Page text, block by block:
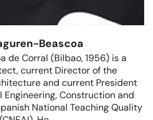
Beascoa
de Corral (Bilbao, 1956) is a
current Director of the
and current President
Construction and
National Teaching Quality